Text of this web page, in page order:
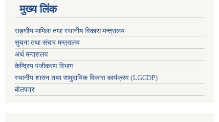
मुख्य लिंक
सङ्घीय मामिला तथा स्थानीय विकास मन्त्रालय
सुचना तथा संचार मन्त्रालय
अर्थ मन्त्रालय
केन्द्रिय पंजीकरण विभाग
स्थानीय शासन तथा सामुदायिक विकास कार्यक्रम (LGCDP)
बोलपत्र